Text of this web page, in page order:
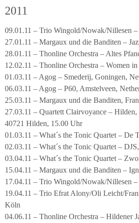
2011
09.01.11 – Trio Wingold/Nowak/Nillesen
27.01.11 – Margaux und die Banditen –
28.01.11 – Thonline Orchestra – Altes
12.02.11 – Thonline Orchestra – Women
01.03.11 – Agog – Smederij, Goningen,
06.03.11 – Agog – P60, Amstelveen,
25.03.11 – Margaux und die Banditen,
27.03.11 – Quartett Clairvoyance – Hilden,
40721 Hilden, 15.00 Uhr
01.03.11 – What´s the Tonic Quartet – De
02.03.11 – What´s the Tonic Quartet –
03.04.11 – What´s the Tonic Quartet –
15.04.11 – Margaux und die Banditen –
17.04.11 – Trio Wingold/Nowak/Nillesen
19.04.11 – Trio Efrat Alony/Oli Leicht/
Köln
04.06.11 – Thonline Orchestra – Hildener